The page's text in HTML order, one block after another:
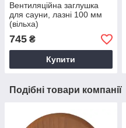
Вентиляційна заглушка
для сауни, лазні 100 мм
(вільха)
745 ₴
Купити
Подібні товари компанії